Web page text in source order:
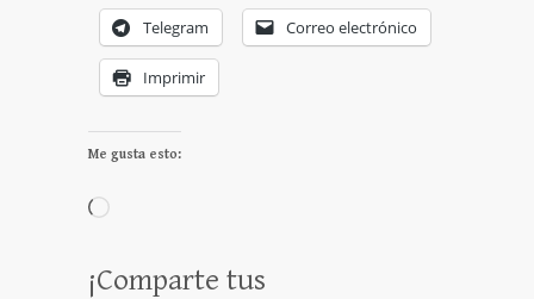
Telegram Correo electrónico
Imprimir
Me gusta esto:
Cargando...
¡Comparte tus